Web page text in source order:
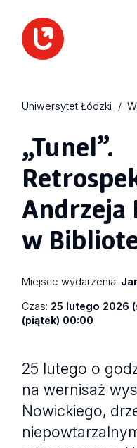
Uniwersytet Łódzki
„Tunel”.
Andrzeja
w
Miejsce wydarzenia:
Czas: 25 lutego 2026
(piątek) 00:00
25 lutego o
na wernisaż
Nowickiego,